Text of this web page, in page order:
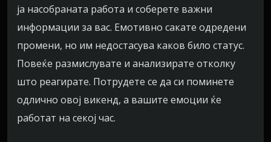
ја насобраната работа и соберете важни
информации за вас. Емотивно сакате одредени
промени, но им недостасува каков било статус.
Повеќе размислувате и анализирате отколку
што реагирате. Потрудете се да си поминете
одлично овој викенд, а вашите емоции ќе
работат на секој час.